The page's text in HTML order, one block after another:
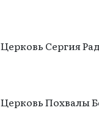
Церковь Сергия
Церковь Похвалы